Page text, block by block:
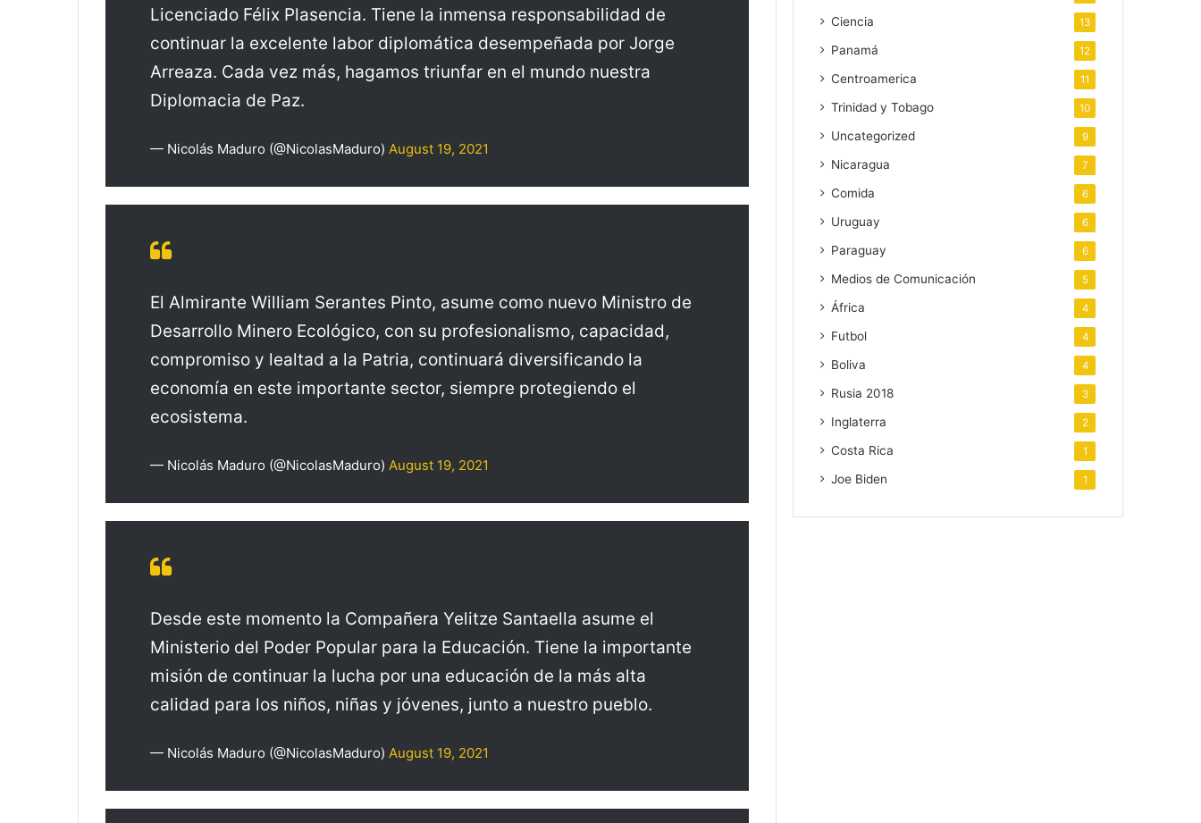
Licenciado Félix Plasencia. Tiene la inmensa responsabilidad de
continuar la excelente labor diplomática desempeñada por Jorge
Arreaza. Cada vez más, hagamos triunfar en el mundo nuestra
Diplomacia de Paz.
— Nicolás Maduro (@NicolasMaduro) August 19, 2021
El Almirante William Serantes Pinto, asume como nuevo Ministro de
Desarrollo Minero Ecológico, con su profesionalismo, capacidad,
compromiso y lealtad a la Patria, continuará diversificando la
economía en este importante sector, siempre protegiendo el
ecosistema.
— Nicolás Maduro (@NicolasMaduro) August 19, 2021
Desde este momento la Compañera Yelitze Santaella asume el
Ministerio del Poder Popular para la Educación. Tiene la importante
misión de continuar la lucha por una educación de la más alta
calidad para los niños, niñas y jóvenes, junto a nuestro pueblo.
— Nicolás Maduro (@NicolasMaduro) August 19, 2021
Ciencia 13
Panamá 12
Centroamerica 11
Trinidad y Tobago 10
Uncategorized 9
Nicaragua 7
Comida 6
Uruguay 6
Paraguay 6
Medios de Comunicación 5
África 4
Futbol 4
Boliva 4
Rusia 2018 3
Inglaterra 2
Costa Rica 1
Joe Biden 1